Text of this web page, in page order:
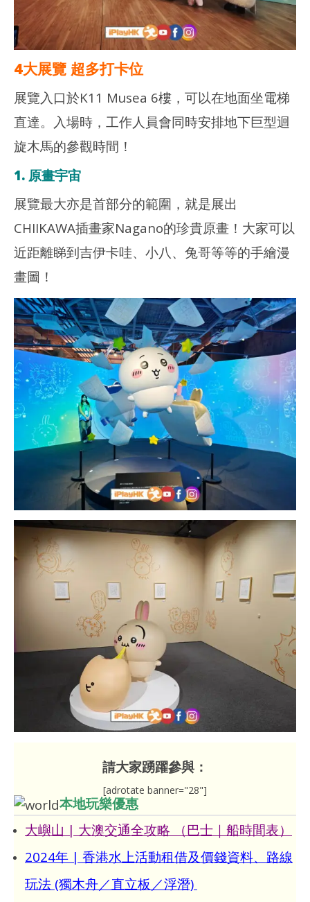
愛
玩
生
4大展覽 超多打卡位
展覽入口於K11 Musea 6樓，可以在地面坐電梯
直達。入場時，工作人員會同時安排地下巨型迴
旋木馬的參觀時間！
1. 原畫宇宙
展覽最大亦是首部分的範圍，就是展出
CHIIKAWA插畫家Nagano的珍貴原畫！大家可以
近距離睇到吉伊卡哇、小八、兔哥等等的手繪漫
畫圖！
請大家踴躍參與：
[adrotate banner="28"]
本地玩樂優惠
大嶼山 | 大澳交通全攻略 （巴士｜船時間表）
2024年 | 香港水上活動租借及價錢資料、路線
玩法 (獨木舟／直立板／浮潛)